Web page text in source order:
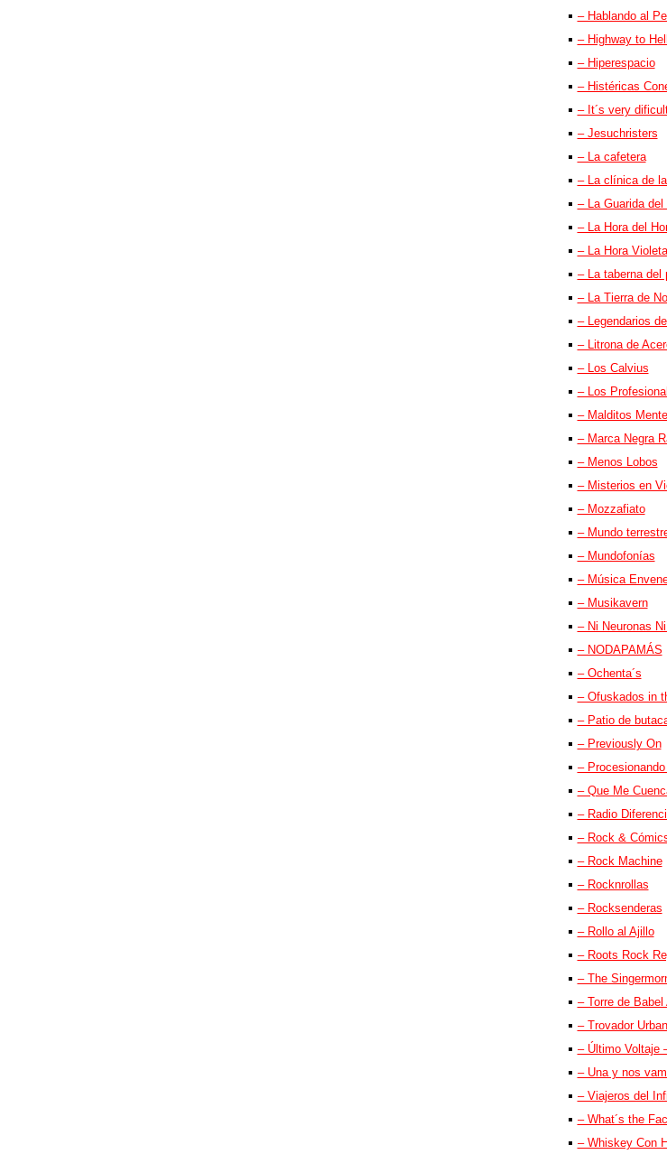
– Hablando al
– Highway to Hell
– Hiperespacio
– Histéricas
– It´s very
– Jesuchristers
– La cafetera
– La clínica de
– La Guarida del
– La Hora del
– La Hora Violeta
– La taberna del
– La Tierra de
– Legendarios
– Litrona de
– Los Calvius
– Los
– Malditos
– Marca Negra
– Menos Lobos
– Misterios en
– Mozzafiato
– Mundo
– Mundofonías
– Música
– Musikavern
– Ni Neuronas
– NODAPAMÁS
– Ochenta´s
– Ofuskados in
– Patio de
– Previously On
–
– Que Me
– Radio
– Rock &
– Rock Machine
– Rocknrollas
– Rocksenderas
– Rollo al Ajillo
– Roots Rock
– The
– Torre de Babel
– Trovador
– Último Voltaje
– Una y nos
– Viajeros del
– What´s the
– Whiskey Con